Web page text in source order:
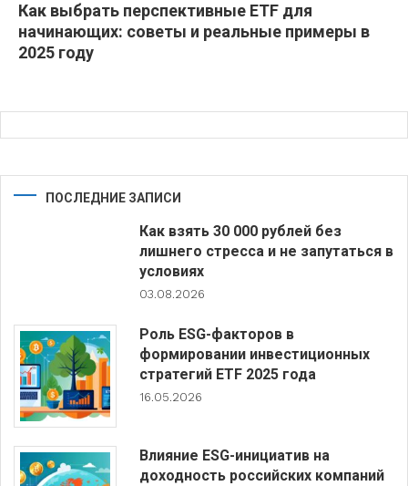
Как выбрать перспективные ETF для
начинающих: советы и реальные примеры в
2025 году
ПОСЛЕДНИЕ ЗАПИСИ
Как взять 30 000 рублей без
лишнего стресса и не запутаться в
условиях
03.08.2026
Роль ESG-факторов в
формировании инвестиционных
стратегий ETF 2025 года
16.05.2026
Влияние ESG-инициатив на
доходность российских компаний